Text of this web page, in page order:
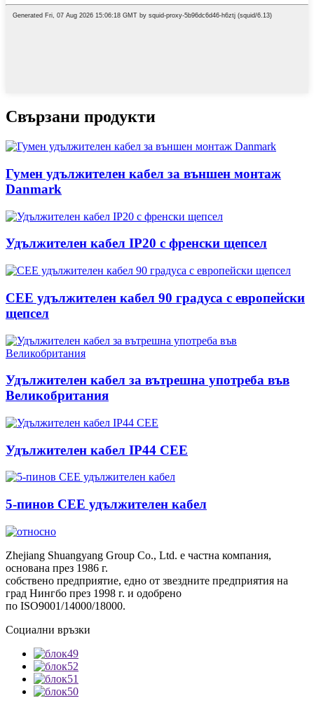
Свързани продукти
Гумен удължителен кабел за външен монтаж
Danmark
Удължителен кабел IP20 с френски щепсел
CEE удължителен кабел 90 градуса с европейски
щепсел
Удължителен кабел за вътрешна употреба във
Великобритания
Удължителен кабел IP44 CEE
5-пинов CEE удължителен кабел
Zhejiang Shuangyang Group Co., Ltd. е частна компания,
основана през 1986 г.
собствено предприятие, едно от звездните предприятия на
град Нингбо през 1998 г. и одобрено
по ISO9001/14000/18000.
Социални връзки